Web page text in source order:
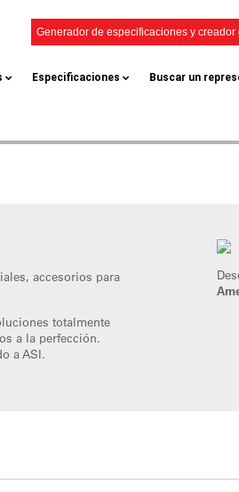
Generador de especificaciones y creador
Especificaciones Buscar un
accesorios para
totalmente
a la perfección.
a ASI.